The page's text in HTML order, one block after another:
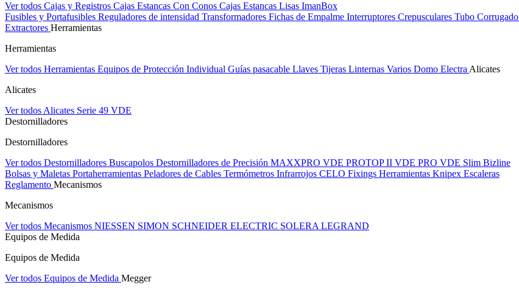
Ver todos Cajas y Registros Cajas Estancas Con Conos Cajas Estancas Lisas ImanBox
Fusibles y Portafusibles Reguladores de intensidad Transformadores Fichas de Empalme Interruptores Crepusculares Tubo Corrugado
Extractores Herramientas
Herramientas
Ver todos Herramientas Equipos de Protección Individual Guías pasacable Llaves Tijeras Linternas Varios Domo Electra Alicates
Alicates
Ver todos Alicates Serie 49 VDE
Destornilladores
Destornilladores
Ver todos Destornilladores Buscapolos Destornilladores de Precisión MAXXPRO VDE PROTOP II VDE PRO VDE Slim Bizline
Bolsas y Maletas Portaherramientas Peladores de Cables Termómetros Infrarrojos CELO Fixings Herramientas Knipex Escaleras
Reglamento Mecanismos
Mecanismos
Ver todos Mecanismos NIESSEN SIMON SCHNEIDER ELECTRIC SOLERA LEGRAND
Equipos de Medida
Equipos de Medida
Ver todos Equipos de Medida Megger